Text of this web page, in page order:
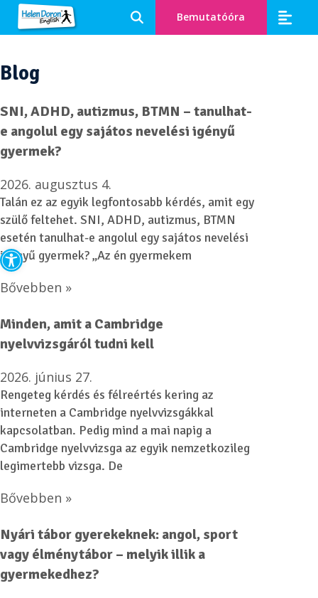
Eszköztár megnyitása
Bemutatóóra
Blog
SNI, ADHD, autizmus, BTMN – tanulhat-
e angolul egy sajátos nevelési igényű
gyermek?
2026. augusztus 4.
Talán ez az egyik legfontosabb kérdés, amit egy
szülő feltehet. SNI, ADHD, autizmus, BTMN
esetén tanulhat-e angolul egy sajátos nevelési
igényű gyermek? „Az én gyermekem
Bővebben »
Minden, amit a Cambridge
nyelvvizsgáról tudni kell
2026. június 27.
Rengeteg kérdés és félreértés kering az
interneten a Cambridge nyelvvizsgákkal
kapcsolatban. Pedig mind a mai napig a
Cambridge nyelvvizsga az egyik nemzetkozileg
legimertebb vizsga. De
Bővebben »
Nyári tábor gyerekeknek: angol, sport
vagy élménytábor – melyik illik a
gyermekedhez?